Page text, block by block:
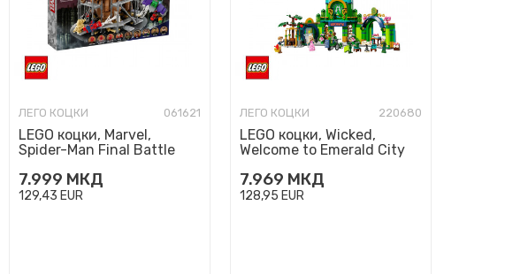
ЛЕГО КОЦКИ 061621
LEGO коцки, Marvel,
Spider-Man Final Battle
7.999 МКД
129,43 EUR
ЛЕГО КОЦКИ 220680
LEGO коцки, Wicked,
Welcome to Emerald City
7.969 МКД
128,95 EUR